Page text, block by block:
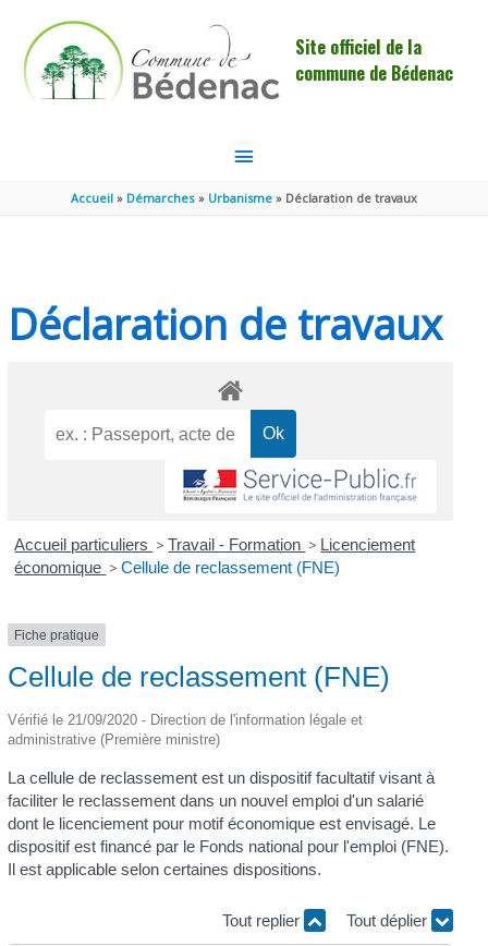
Site officiel de la
commune de Bédenac
MENU
PRINCIPAL
Accueil Démarches Urbanisme Déclaration de travaux
Déclaration de travaux
Accueil particuliers > Travail - Formation > Licenciement
économique > Cellule de reclassement (FNE)
Fiche pratique
Cellule de reclassement (FNE)
Vérifié le 21/09/2020 - Direction de l'information légale et
administrative (Première ministre)
La cellule de reclassement est un dispositif facultatif visant à
faciliter le reclassement dans un nouvel emploi d'un salarié
dont le licenciement pour motif économique est envisagé. Le
dispositif est financé par le Fonds national pour l'emploi (FNE).
Il est applicable selon certaines dispositions.
Tout replier Tout déplier